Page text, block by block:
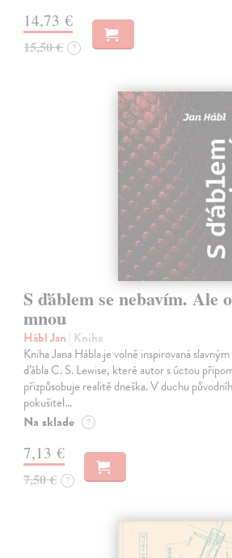
14,73 €
15,50 € ?
S ďáblem se nebavím. Ale
mnou
Hábl Jan | Kniha
Kniha Jana Hábla je volně inspirovaná
ďábla C. S. Lewise, které autor s úctou
přizpůsobuje realitě dneška. V duchu
pokušitel…
Na sklade ?
7,13 €
7,50 € ?